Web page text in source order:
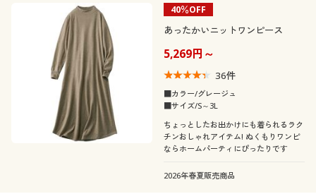
40％OFF
あったかいニットワンピース
5,269円～
36件
■カラー/グレージュ
■サイズ/S～3L
ちょっとしたお出かけにも着られるラク
チンおしゃれアイテム! ぬくもりワンピ
ならホームパーティにぴったりです
2026年春夏販売商品